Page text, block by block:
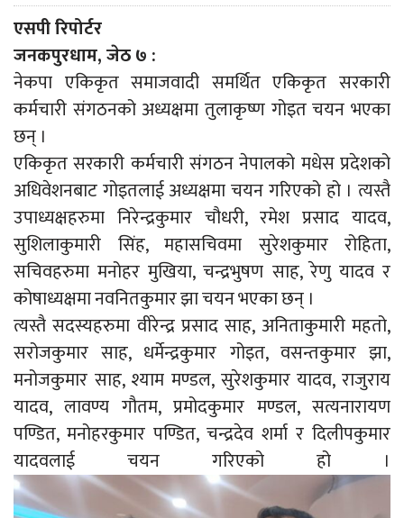
एसपी रिपोर्टर
जनकपुरधाम, जेठ ७ :
नेकपा एकिकृत समाजवादी समर्थित एकिकृत सरकारी
कर्मचारी संगठनको अध्यक्षमा तुलाकृष्ण गोइत चयन भएका
छन् ।
एकिकृत सरकारी कर्मचारी संगठन नेपालको मधेस प्रदेशको
अधिवेशनबाट गोइतलाई अध्यक्षमा चयन गरिएको हो । त्यस्तै
उपाध्यक्षहरुमा निरेन्द्रकुमार चौधरी, रमेश प्रसाद यादव,
सुशिलाकुमारी सिंह, महासचिवमा सुरेशकुमार रोहिता,
सचिवहरुमा मनोहर मुखिया, चन्द्रभुषण साह, रेणु यादव र
कोषाध्यक्षमा नवनितकुमार झा चयन भएका छन् ।
त्यस्तै सदस्यहरुमा वीरेन्द्र प्रसाद साह, अनिताकुमारी महतो,
सरोजकुमार साह, धर्मेन्द्रकुमार गोइत, वसन्तकुमार झा,
मनोजकुमार साह, श्याम मण्डल, सुरेशकुमार यादव, राजुराय
यादव, लावण्य गौतम, प्रमोदकुमार मण्डल, सत्यनारायण
पण्डित, मनोहरकुमार पण्डित, चन्द्रदेव शर्मा र दिलीपकुमार
यादवलाई चयन गरिएको हो ।